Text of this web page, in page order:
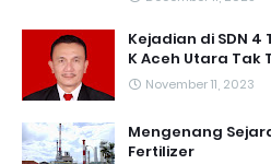
Kejadian di SDN 4
K Aceh Utara Tak
November 11, 2023
Mengenang
Fertilizer